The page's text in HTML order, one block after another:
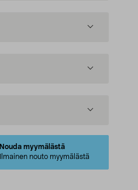
Nouda myymälästä
Ilmainen nouto myymälästä